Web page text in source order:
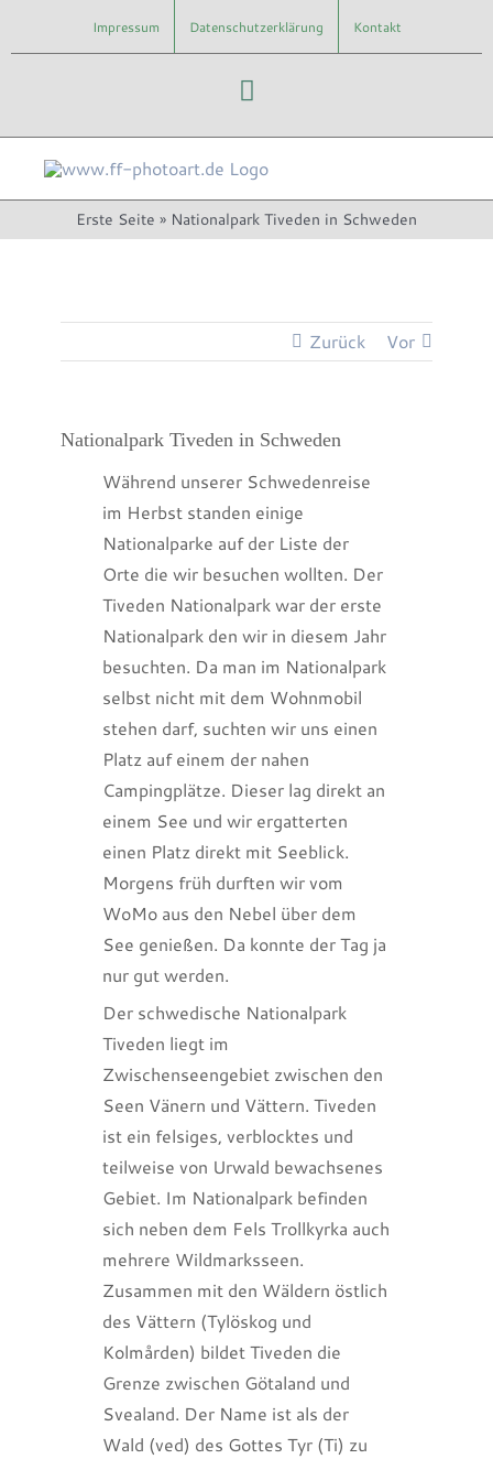
Impressum Datenschutzerklärung Kontakt
Instagram
Erste Seite » Nationalpark Tiveden in Schweden
Zurück Vor
Nationalpark Tiveden in Schweden
Während unserer Schwedenreise
im Herbst standen einige
Nationalparke auf der Liste der
Orte die wir besuchen wollten. Der
Tiveden Nationalpark war der erste
Nationalpark den wir in diesem Jahr
besuchten. Da man im Nationalpark
selbst nicht mit dem Wohnmobil
stehen darf, suchten wir uns einen
Platz auf einem der nahen
Campingplätze. Dieser lag direkt an
einem See und wir ergatterten
einen Platz direkt mit Seeblick.
Morgens früh durften wir vom
WoMo aus den Nebel über dem
See genießen. Da konnte der Tag ja
nur gut werden.
Der schwedische Nationalpark
Tiveden liegt im
Zwischenseengebiet zwischen den
Seen Vänern und Vättern. Tiveden
ist ein felsiges, verblocktes und
teilweise von Urwald bewachsenes
Gebiet. Im Nationalpark befinden
sich neben dem Fels Trollkyrka auch
mehrere Wildmarksseen.
Zusammen mit den Wäldern östlich
des Vättern (Tylöskog und
Kolmården) bildet Tiveden die
Grenze zwischen Götaland und
Svealand. Der Name ist als der
Wald (ved) des Gottes Tyr (Ti) zu